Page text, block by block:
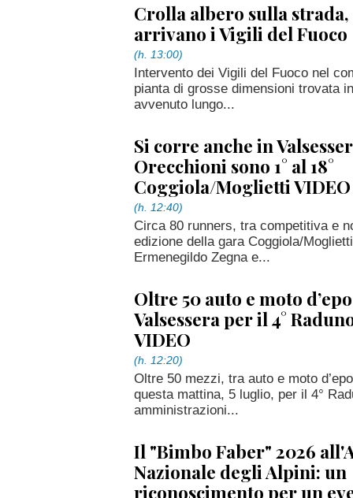
Crolla albero sulla strada,
arrivano i Vigili del Fuoco
(h. 13:00)
Intervento dei Vigili del Fuoco nel
pianta di grosse dimensioni trovata
avvenuto lungo...
Si corre anche in
Orecchioni sono 1° al 18°
Coggiola/Moglietti VIDEO
(h. 12:40)
Circa 80 runners, tra competitiva e
edizione della gara Coggiola/
Ermenegildo Zegna e...
Oltre 50 auto e moto
Valsessera per il 4°
VIDEO
(h. 12:20)
Oltre 50 mezzi, tra auto e moto
questa mattina, 5 luglio, per il 4°
amministrazioni...
Il "Bimbo Faber" 2026
Nazionale degli Alpini: un
riconoscimento per un